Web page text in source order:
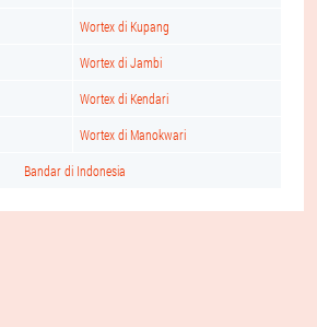
Wortex di Kupang
Wortex di Jambi
Wortex di Kendari
Wortex di Manokwari
Bandar di Indonesia